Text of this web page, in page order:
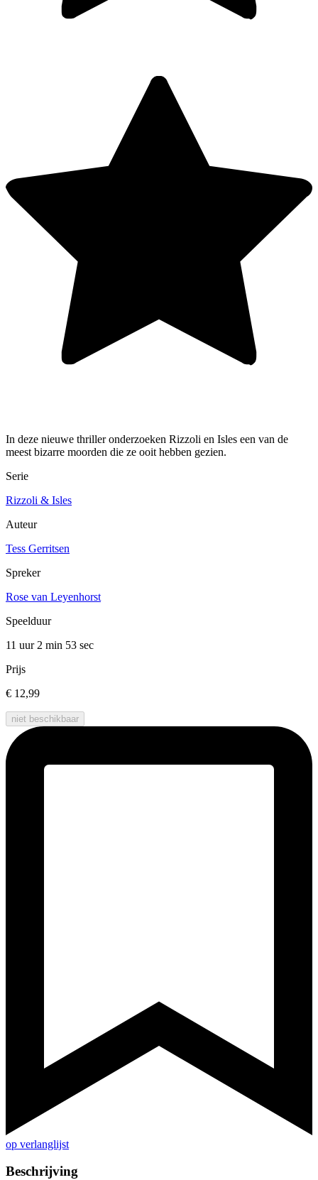
In deze nieuwe thriller onderzoeken Rizzoli en Isles een van de
meest bizarre moorden die ze ooit hebben gezien.
Serie
Rizzoli & Isles
Auteur
Tess Gerritsen
Spreker
Rose van Leyenhorst
Speelduur
11 uur 2 min 53 sec
Prijs
€ 12,99
niet beschikbaar
op verlanglijst
Beschrijving